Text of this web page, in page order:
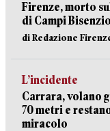
Firenze, morto
di Campi
di Redazione
L’incidente
Carrara, volano
70 metri e
miracolo